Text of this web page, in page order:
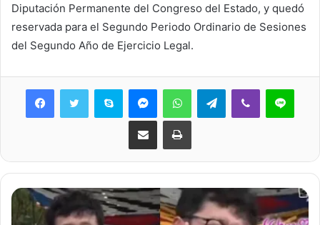
Diputación Permanente del Congreso del Estado, y quedó
reservada para el Segundo Periodo Ordinario de Sesiones
del Segundo Año de Ejercicio Legal.
Skype MessengerWhatsAppTelegramViber Line
Share via Email Print